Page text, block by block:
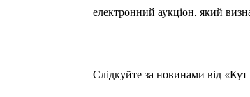
електронний аукціон, який
Слідкуйте за новинами